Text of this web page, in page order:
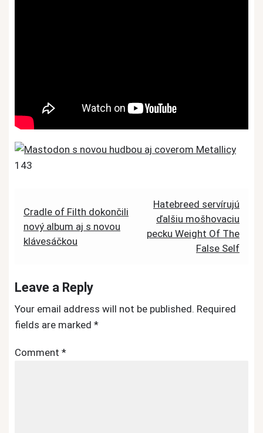
143
Post
navigation
Cradle of Filth dokončili
nový album aj s novou
klávesáčkou
Hatebreed servírujú
ďalšiu mošhovaciu
pecku Weight Of The
False Self
Leave a Reply
Your email address will not be published. Required
fields are marked *
Comment *